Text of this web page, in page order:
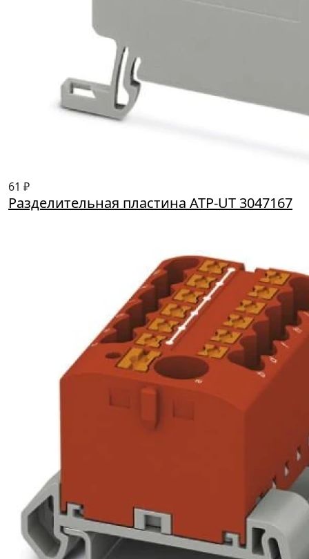
61 ₽
Разделительная пластина ATP-UT 3047167